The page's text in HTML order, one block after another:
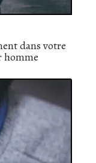
dans votre
homme